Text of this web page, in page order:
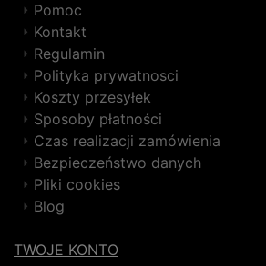
Pomoc
Kontakt
Regulamin
Polityka prywatnosci
Koszty przesyłek
Sposoby płatności
Czas realizacji zamówienia
Bezpieczeństwo danych
Pliki cookies
Blog
TWOJE KONTO